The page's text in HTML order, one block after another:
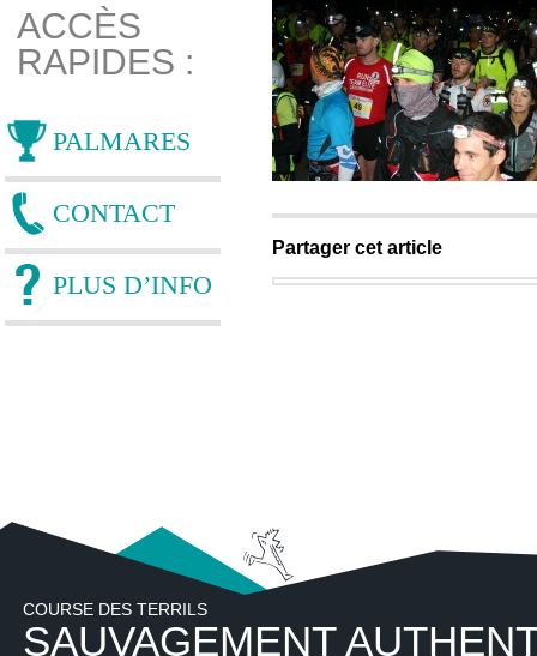
ACCÈS
RAPIDES :
PALMARES
CONTACT
PLUS D’INFO
Partager cet article
COURSE DES TERRILS
SAUVAGEMENT